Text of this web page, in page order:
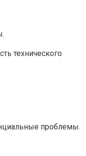
технического
проблемы.